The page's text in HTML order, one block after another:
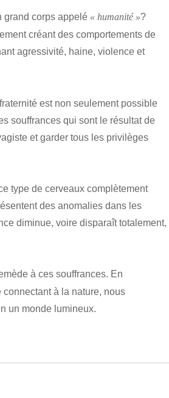
grand corps appelé « humanité »?
créant des comportements de
agressivité, haine, violence et
est non seulement possible
souffrances qui sont le résultat de
et garder tous les privilèges
type de cerveaux complètement
des anomalies dans les
diminue, voire disparaît totalement,
à ces souffrances. En
connectant à la nature, nous
un monde lumineux.